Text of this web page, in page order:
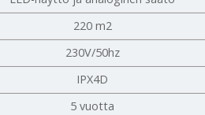
220 m2
230V/50hz
IPX4D
5 vuotta